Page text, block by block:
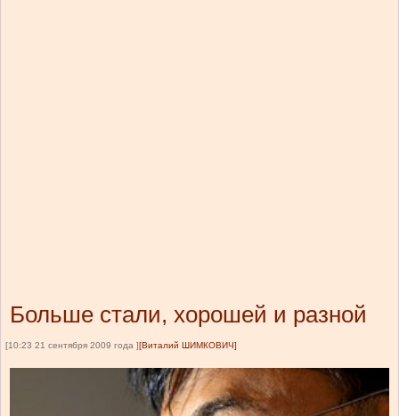
Больше стали, хорошей и разной
[10:23 21 сентября 2009 года ] [Виталий ШИМКОВИЧ]